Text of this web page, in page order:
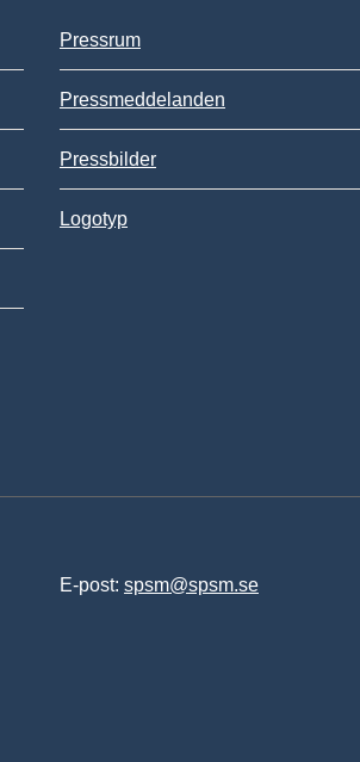
Pressrum
Pressmeddelanden
Pressbilder
Logotyp
E-post: spsm@spsm.se